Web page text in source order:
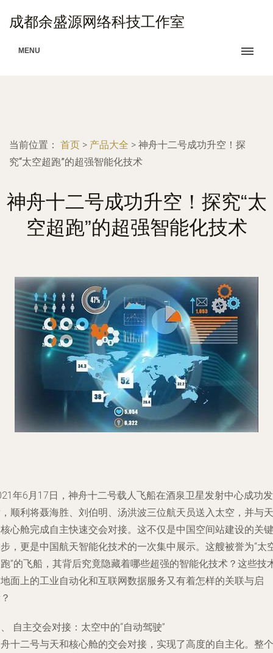
成都余盛源网络科技工作室
MENU
当前位置： 首页 > 产品大全 > 神舟十二号成功升空！探
究“太空超跑”的超强智能化技术
神舟十二号成功升空！探究“太
空超跑”的超强智能化技术
年6月17日，神舟十二号载人飞船在酒泉卫星发射中心成功发
顺利将聂海胜、刘伯明、汤洪波三位航天员送入太空，并与天
心舱完成自主快速交会对接。这不仅是中国空间站建设的关键
，更是中国航天智能化技术的一次集中展示。这艘被誉为“太
”的飞船，其背后究竟隐藏着哪些超强的智能化技术？这些技
面上的工业自动化和互联网数据服务又有着怎样的关联与启
自主交会对接：太空中的“自动驾驶”
十二号与天和核心舱的交会对接，实现了高度的自主化。整个